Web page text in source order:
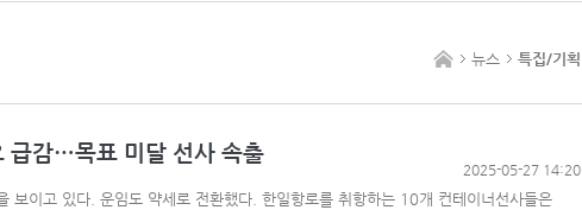
뉴스 특집/기획
급감…목표 미달 선사 속출
2025-05-27 14:20
보이고 있다. 운임도 약세로 전환했다. 한일항로를 취항하는 10개 컨테이너선사들은